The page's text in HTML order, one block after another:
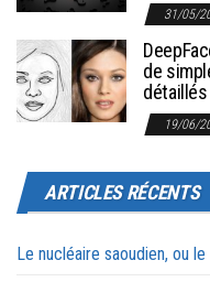
31/05/
de
détaillés
19/06/
ARTICLES RÉCENTS
Le nucléaire saoudien, ou